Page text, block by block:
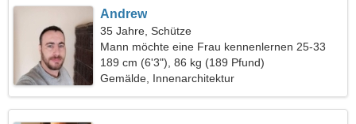
Andrew
35 Jahre, Schütze
Mann möchte eine Frau kennenlernen 25-33
189 cm (6'3"), 86 kg (189 Pfund)
Gemälde, Innenarchitektur